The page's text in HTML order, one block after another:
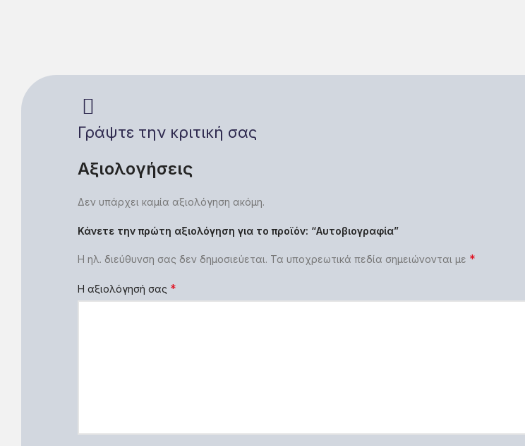
Γράψτε την κριτική σας
Αξιολογήσεις
Δεν υπάρχει καμία αξιολόγηση ακόμη.
Κάνετε την πρώτη αξιολόγηση για το προϊόν: “Αυτοβιογραφία”
Η ηλ. διεύθυνση σας δεν δημοσιεύεται. Τα υποχρεωτικά πεδία σημειώνονται με *
Η αξιολόγησή σας *